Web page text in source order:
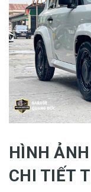
HÌNH
CHI TIẾT